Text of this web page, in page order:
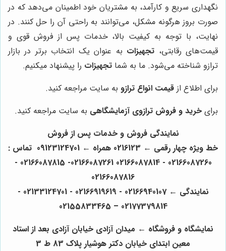
نگهداری سریع و کارآمد، به مشتریان خود اطمینان می‌دهد که در
صورت بروز هرگونه مشکل، می‌توانند به راحتی آن را حل کنند. در
نهایت، با توجه به کیفیت بالا، خدمات پس از فروش قوی و
قیمت‌های رقابتی، تجهیزات به عنوان یک انتخاب برتر در بازار
ترازو شناخته می‌شود. ما به شما تجهیزات را پیشنهاد میکنیم.
برای اطلاع از قیمت انواع ترازو به سایت مراجعه کنید.
برای خرید و فروش ترازوی آزمایشگاهی به سایت مراجعه کنید.
نمایندگی فروش و خدمات پس از فروش
خط ویژه چهار رقمی ← 0216123 همراه ← 09123124701 تماس :
02166087260 - 02166087261 02166087814- 02166087815 -
02166087816
نمایندگی ← 02166940107
- 02166919619 - 02133124701 -
02177379814 – 02155833465
نمایشگاه و فروشگاه ← میدان آزادی خیابان آزادی بعد از استاد
معین ابتدای خیابان دکتر هوشیار پلاک 83 ط 3